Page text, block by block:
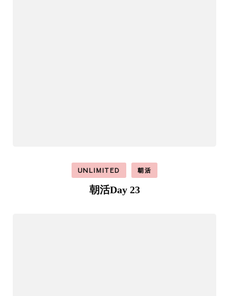
UNLIMITED 朝活
朝活Day 23